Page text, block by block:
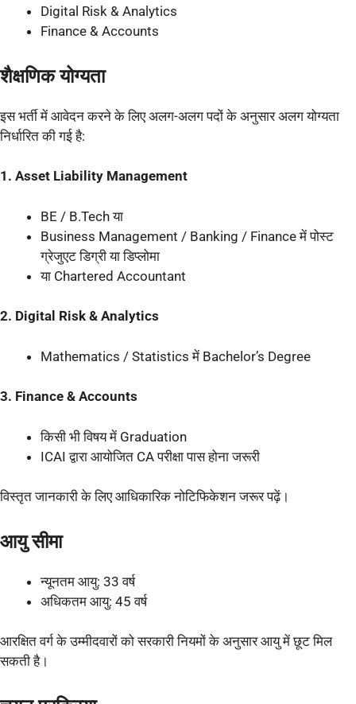
Digital Risk & Analytics
Finance & Accounts
शैक्षणिक योग्यता
इस भर्ती में आवेदन करने के लिए अलग-अलग पदों के अनुसार अलग योग्यता
निर्धारित की गई है:
1. Asset Liability Management
BE / B.Tech या
Business Management / Banking / Finance में पोस्ट
ग्रेजुएट डिग्री या डिप्लोमा
या Chartered Accountant
2. Digital Risk & Analytics
Mathematics / Statistics में Bachelor’s Degree
3. Finance & Accounts
किसी भी विषय में Graduation
ICAI द्वारा आयोजित CA परीक्षा पास होना जरूरी
विस्तृत जानकारी के लिए आधिकारिक नोटिफिकेशन जरूर पढ़ें।
आयु सीमा
न्यूनतम आयु: 33 वर्ष
अधिकतम आयु: 45 वर्ष
आरक्षित वर्ग के उम्मीदवारों को सरकारी नियमों के अनुसार आयु में छूट मिल
सकती है।